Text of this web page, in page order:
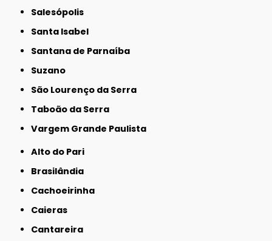
Salesópolis
Santa Isabel
Santana de Parnaíba
Suzano
São Lourenço da Serra
Taboão da Serra
Vargem Grande Paulista
Alto do Pari
Brasilândia
Cachoeirinha
Caieras
Cantareira